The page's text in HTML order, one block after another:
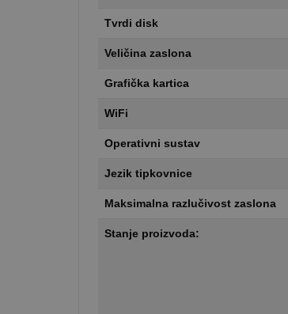
Tvrdi disk
Veličina zaslona
Grafička kartica
WiFi
Operativni sustav
Jezik tipkovnice
Maksimalna razlučivost zaslona
Stanje proizvoda: